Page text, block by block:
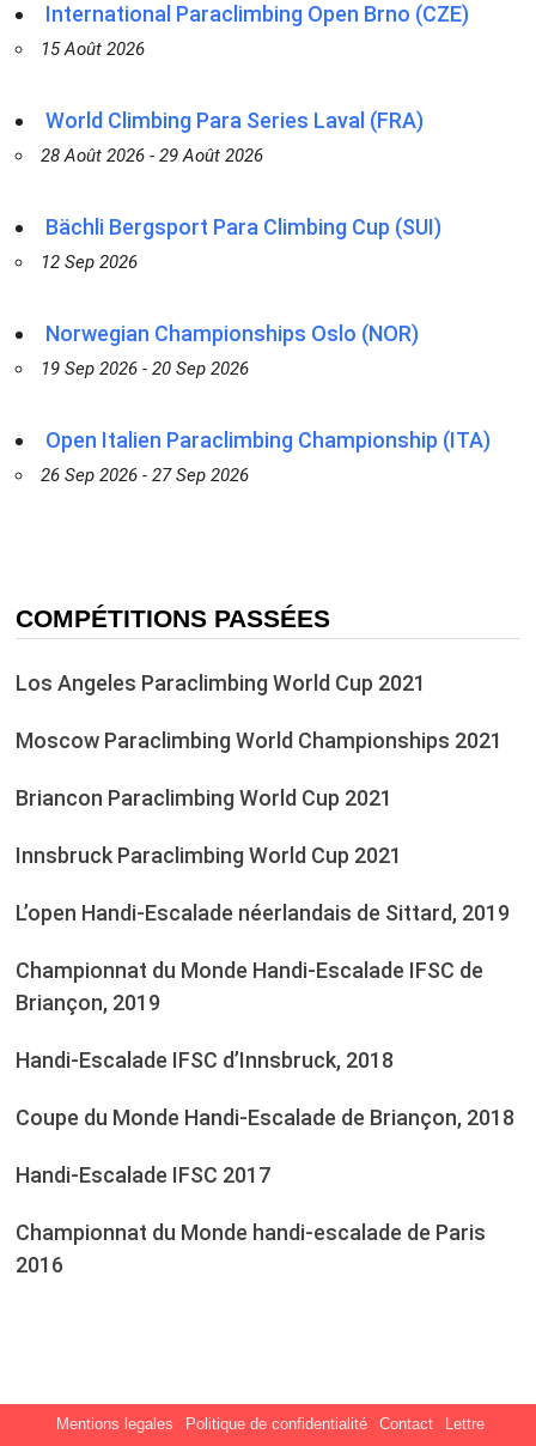
International Paraclimbing Open Brno (CZE)
15 Août 2026
World Climbing Para Series Laval (FRA)
28 Août 2026 - 29 Août 2026
Bächli Bergsport Para Climbing Cup (SUI)
12 Sep 2026
Norwegian Championships Oslo (NOR)
19 Sep 2026 - 20 Sep 2026
Open Italien Paraclimbing Championship (ITA)
26 Sep 2026 - 27 Sep 2026
COMPÉTITIONS PASSÉES
Los Angeles Paraclimbing World Cup 2021
Moscow Paraclimbing World Championships 2021
Briancon Paraclimbing World Cup 2021
Innsbruck Paraclimbing World Cup 2021
L’open Handi-Escalade néerlandais de Sittard, 2019
Championnat du Monde Handi-Escalade IFSC de
Briançon, 2019
Handi-Escalade IFSC d’Innsbruck, 2018
Coupe du Monde Handi-Escalade de Briançon, 2018
Handi-Escalade IFSC 2017
Championnat du Monde handi-escalade de Paris
2016
Mentions legales Politique de confidentialité Contact Lettre